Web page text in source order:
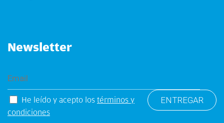
Newsletter
He leído y acepto los términos y
condiciones